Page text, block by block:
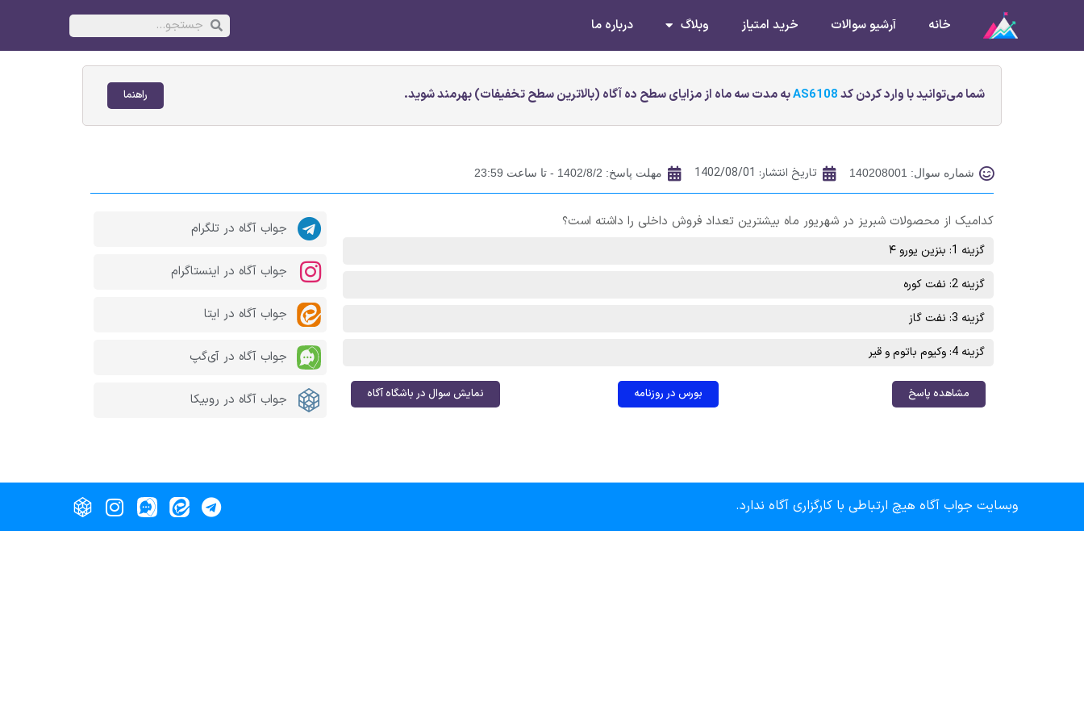
خانه آرشیو سوالات خرید امتیاز وبلاگ درباره ما
شما می‌توانید با وارد کردن کدAS6108به مدت سه ماه از مزایای سطح ده آگاه (بالاترین سطح تخفیفات) بهرمند شوید. راهنما
شماره سوال: 140208001 تاریخ انتشار: 1402/08/01 مهلت پاسخ: 1402/8/2 - تا ساعت 23:59
کدامیک از محصولات شبریز در شهریور ماه بیشترین تعداد فروش داخلی را داشته است؟
گزینه 1: بنزين يورو ۴
گزینه 2: نفت کوره
گزینه 3: نفت گاز
گزینه 4: وکيوم باتوم و قير
مشاهده پاسخ بورس در روزنامه نمایش سوال در باشگاه آگاه
جواب آگاه در تلگرام
جواب آگاه در اینستاگرام
جواب آگاه در ایتا
جواب آگاه در آی‌گپ
جواب آگاه در روبیکا
وبسایت جواب آگاه هیچ ارتباطی با کارگزاری آگاه ندارد.